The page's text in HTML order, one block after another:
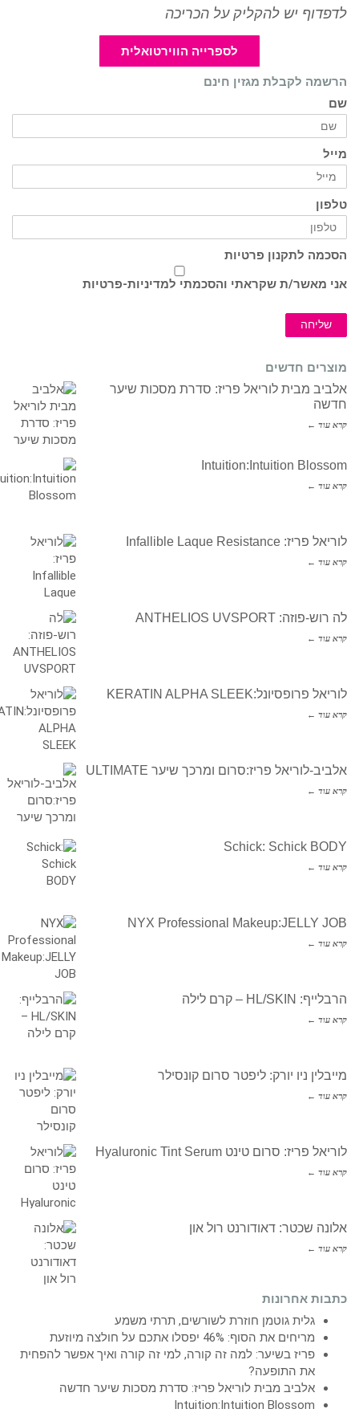
לדפדוף יש להקליק על הכריכה
לספרייה הווירטואלית
הרשמה לקבלת מגזין חינם
שם
מייל
טלפון
הסכמה לתקנון פרטיות
אני מאשר/ת שקראתי והסכמתי למדיניות-פרטיות
שליחה
מוצרים חדשים
אלביב מבית לוריאל פריז: סדרת מסכות שיער
חדשה
קרא עוד ←
Intuition:Intuition Blossom
קרא עוד ←
לוריאל פריז: Infallible Laque Resistance
קרא עוד ←
לה רוש-פוזה: ANTHELIOS UVSPORT
קרא עוד ←
לוריאל פרופסיונל:KERATIN ALPHA SLEEK
קרא עוד ←
אלביב-לוריאל פריז:סרום ומרכך שיער ULTIMATE
קרא עוד ←
Schick: Schick BODY
קרא עוד ←
NYX Professional Makeup:JELLY JOB
קרא עוד ←
הרבלייף: HL/SKIN – קרם לילה
קרא עוד ←
מייבלין ניו יורק: ליפטר סרום קונסילר
קרא עוד ←
לוריאל פריז: סרום טינט Hyaluronic Tint Serum
קרא עוד ←
אלונה שכטר: דאודורנט רול און
קרא עוד ←
כתבות אחרונות
גלית גוטמן חוזרת לשורשים, תרתי משמע
מריחים את הסוף: 46% יפסלו אתכם על חולצה מיוזעת
פריז בשיער: למה זה קורה, למי זה קורה ואיך אפשר להפחית
את התופעה?
אלביב מבית לוריאל פריז: סדרת מסכות שיער חדשה
Intuition:Intuition Blossom